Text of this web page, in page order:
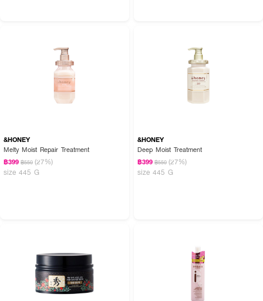
&HONEY
Melty Moist Repair Treatment
฿399 ฿550 (27%)
size 445 G
&HONEY
Deep Moist Treatment
฿399 ฿550 (27%)
size 445 G